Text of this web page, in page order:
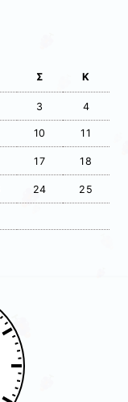
Σ Κ
3 4
10 11
17 18
24 25